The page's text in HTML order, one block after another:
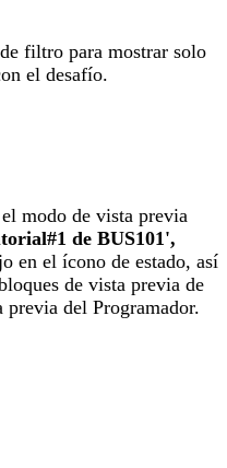
filtro para mostrar solo
el desafío.
modo de vista previa
de BUS101',
en el ícono de estado, así
de vista previa de
del Programador.